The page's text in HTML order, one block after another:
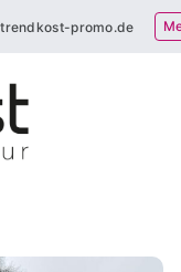
promo.de